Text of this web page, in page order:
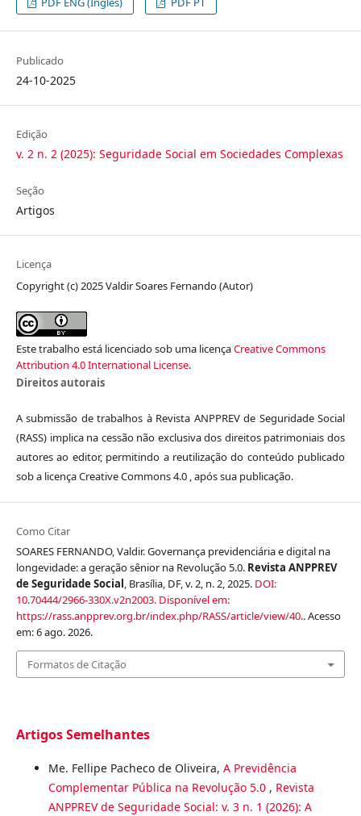
Publicado
24-10-2025
Edição
v. 2 n. 2 (2025): Seguridade Social em Sociedades Complexas
Seção
Artigos
Licença
Copyright (c) 2025 Valdir Soares Fernando (Autor)
Este trabalho está licenciado sob uma licençaCreative Commons
Attribution 4.0 International License.
Direitos autorais
A submissão de trabalhos à Revista ANPPREV de Seguridade Social
(RASS) implica na cessão não exclusiva dos direitos patrimoniais dos
autores ao editor, permitindo a reutilização do conteúdo publicado
sob a licença Creative Commons 4.0 , após sua publicação.
Como Citar
SOARES FERNANDO, Valdir. Governança previdenciária e digital na
longevidade: a geração sênior na Revolução 5.0. Revista ANPPREV
de Seguridade Social, Brasília, DF, v. 2, n. 2, 2025. DOI:
10.70444/2966-330X.v2n2003.Disponível em:
https://rass.anpprev.org.br/index.php/RASS/article/view/40.. Acesso
em: 6 ago. 2026.
Formatos de Citação
Artigos Semelhantes
Me. Fellipe Pacheco de Oliveira, A Previdência
Complementar Pública na Revolução 5.0 , Revista
ANPPREV de Seguridade Social: v. 3 n. 1 (2026): A